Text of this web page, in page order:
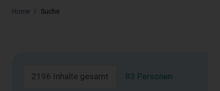
Home Suche
2196 Inhalte gesamt 83 Personen